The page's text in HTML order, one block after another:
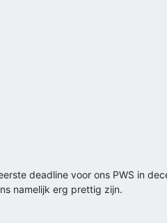
deadline voor ons PWS in
namelijk erg prettig zijn.